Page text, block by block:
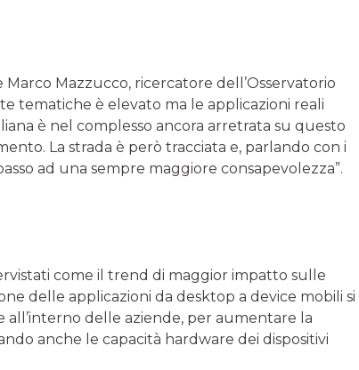
Mazzucco, ricercatore dell’Osservatorio
tematiche è elevato ma le applicazioni reali
è nel complesso ancora arretrata su questo
La strada è però tracciata e, parlando con i
ad una sempre maggiore consapevolezza”.
come il trend di maggior impatto sulle
delle applicazioni da desktop a device mobili si
all’interno delle aziende, per aumentare la
anche le capacità hardware dei dispositivi